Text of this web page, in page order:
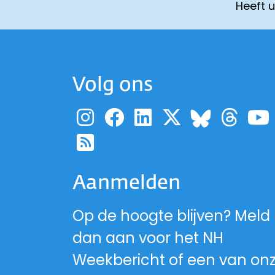
Heeft
Volg ons
Ga naar de
Ga naar de
Ga naar de
Ga naar
Ga
Ga naar de RSS-
Aanmelden
Op de hoogte blijven? Meld
dan aan voor het NH
Weekbericht of een van